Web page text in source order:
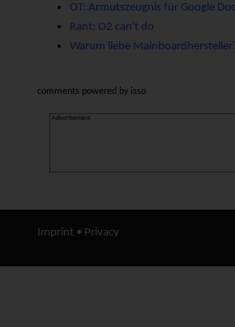
OT: Armutszeugnis für Google
Rant: O2 can't do
Warum liebe
comments powered by isso
Advertisement
Imprint• Privacy